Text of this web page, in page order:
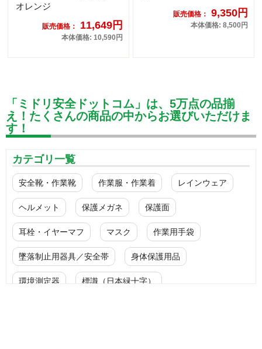
オレンジ
販売価格： 11,649円
本体価格: 10,590円
販売価格： 9,350円
本体価格: 8,500円
「ミドリ安全ドットコム」は、5万点の品揃
え！たくさんの商品の中からお選びいただけま
す！
カテゴリ一覧
安全靴・作業靴 作業服・作業着 レインウェア
ヘルメット 保護メガネ 保護面
耳栓・イヤーマフ マスク 作業用手袋
墜落制止用器具／安全帯 身体保護用品
環境測定器 標識（日本緑十字）